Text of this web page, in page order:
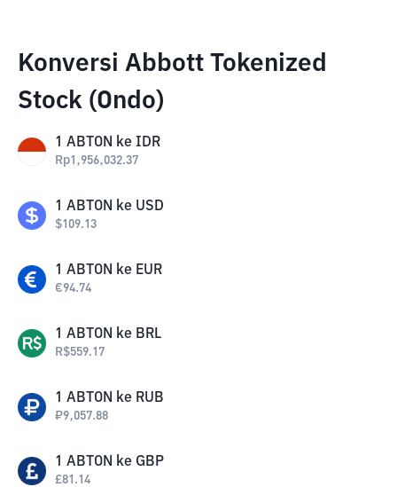
Konversi Abbott Tokenized
Stock (Ondo)
1 ABTON ke IDR
Rp1,956,032.37
1 ABTON ke USD
$109.13
1 ABTON ke EUR
€94.74
1 ABTON ke BRL
R$559.17
1 ABTON ke RUB
₽9,057.88
1 ABTON ke GBP
£81.14